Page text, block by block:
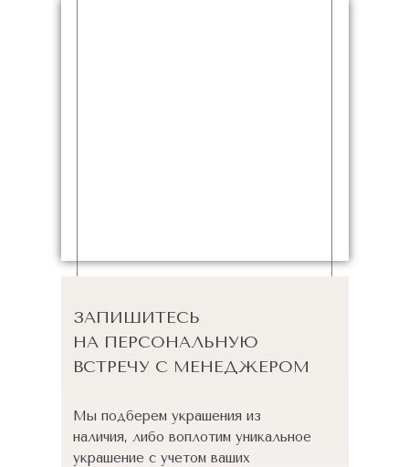
ЗАПИШИТЕСЬ
НА ПЕРСОНАЛЬНУЮ
ВСТРЕЧУ С МЕНЕДЖЕРОМ
Мы подберем украшения из
наличия, либо воплотим уникальное
украшение с учетом ваших